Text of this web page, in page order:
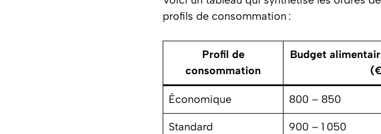
profils de consommation :
Profil de
consommation
Budget
Économique 800 – 850
Standard 900 – 1 050